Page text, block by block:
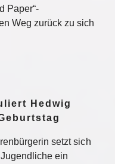
Paper“-
Weg zurück zu sich
Hedwig
setzt sich
ein